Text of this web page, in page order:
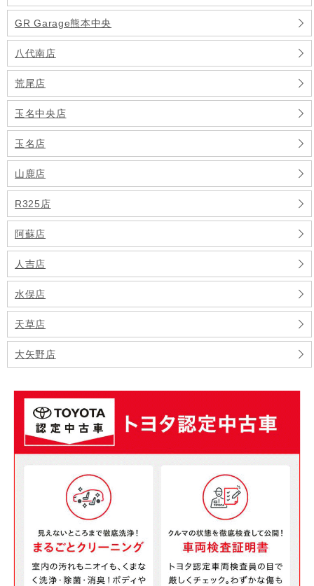
GR Garage熊本中央
八代南店
荒尾店
玉名中央店
玉名店
山鹿店
R325店
阿蘇店
人吉店
水俣店
天草店
大矢野店